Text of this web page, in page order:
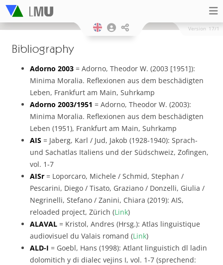
Version 17/1
Bibliography
Adorno 2003 = Adorno, Theodor W. (2003 [1951]):
Minima Moralia. Reflexionen aus dem beschädigten
Leben, Frankfurt am Main, Suhrkamp
Adorno 2003/1951 = Adorno, Theodor W. (2003):
Minima Moralia. Reflexionen aus dem beschädigten
Leben (1951), Frankfurt am Main, Suhrkamp
AIS = Jaberg, Karl / Jud, Jakob (1928-1940): Sprach-
und Sachatlas Italiens und der Südschweiz, Zofingen,
vol. 1-7
AISr = Loporcaro, Michele / Schmid, Stephan /
Pescarini, Diego / Tisato, Graziano / Donzelli, Giulia /
Negrinelli, Stefano / Zanini, Chiara (2019): AIS,
reloaded project, Zürich (Link)
ALAVAL = Kristol, Andres (Hrsg.): Atlas linguistique
audiovisuel du Valais romand (Link)
ALD-I = Goebl, Hans (1998): Atlant linguistich dl ladin
dolomitich y di dialec vejins I, vol. 1-7 (sprechend: